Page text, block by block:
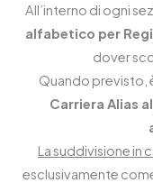
All’interno di ogni
alfabetico per
dover
Quando previsto,
Carriera Alias
La suddivisione in
esclusivamente